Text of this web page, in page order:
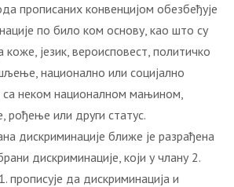
прописаних конвенцијом обезбеђује
по било ком основу, као што су
коже, језик, вероисповест, политичко
национално или социјално
са неком националном мањином,
рођење или други статус.
дискриминације ближе је разрађена
дискриминације, који у члану 2.
прописује да дискриминација и